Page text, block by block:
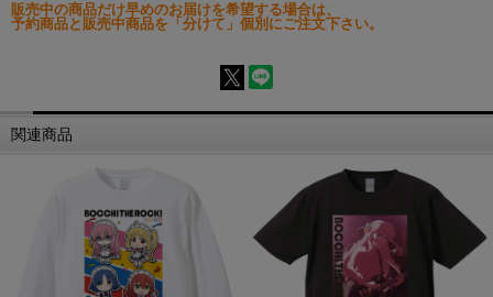
販売中の商品だけ早めのお届けを希望する場合は、
予約商品と販売中商品を「分けて」個別にご注文下さい。
関連商品